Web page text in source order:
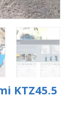
KTZ45.5